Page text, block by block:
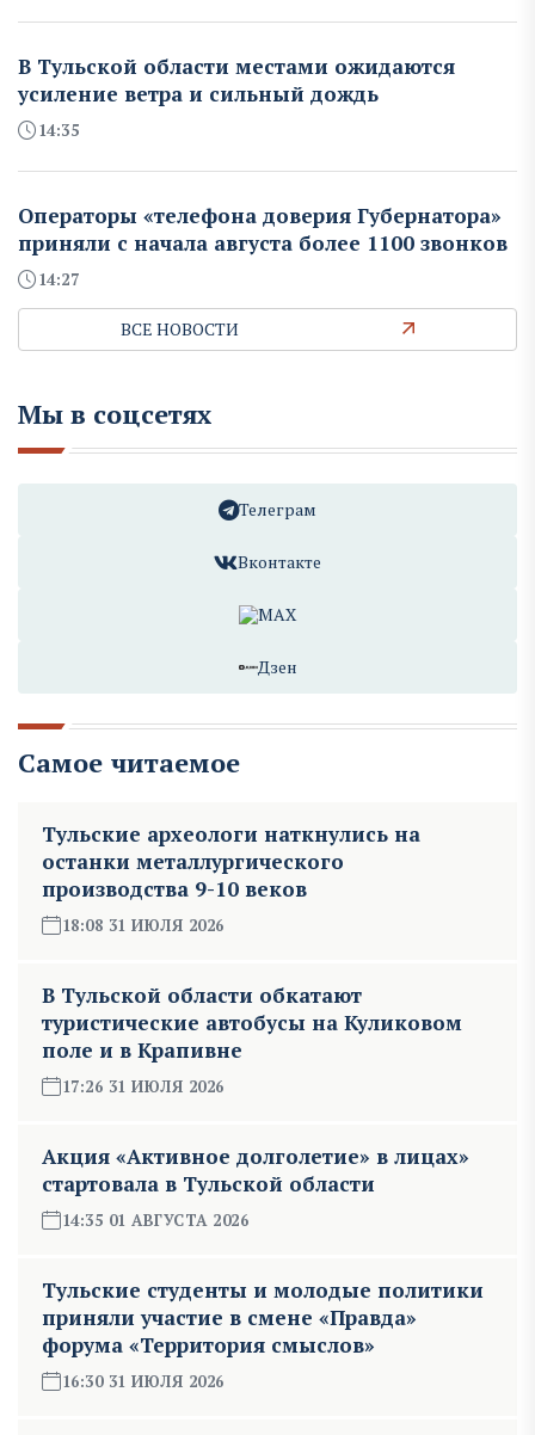
В Тульской области местами ожидаются
усиление ветра и сильный дождь
14:35
Операторы «телефона доверия Губернатора»
приняли с начала августа более 1100 звонков
14:27
ВСЕ НОВОСТИ
Мы в соцсетях
Телеграм
Вконтакте
MAX
Дзен
Самое читаемое
Тульские археологи наткнулись на
останки металлургического
производства 9-10 веков
18:08 31 ИЮЛЯ 2026
В Тульской области обкатают
туристические автобусы на Куликовом
поле и в Крапивне
17:26 31 ИЮЛЯ 2026
Акция «Активное долголетие» в лицах»
стартовала в Тульской области
14:35 01 АВГУСТА 2026
Тульские студенты и молодые политики
приняли участие в смене «Правда»
форума «Территория смыслов»
16:30 31 ИЮЛЯ 2026